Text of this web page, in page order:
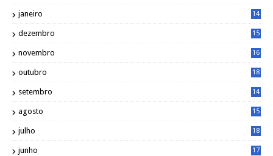
janeiro
14
dezembro
15
novembro
16
outubro
18
setembro
14
agosto
15
julho
18
junho
17